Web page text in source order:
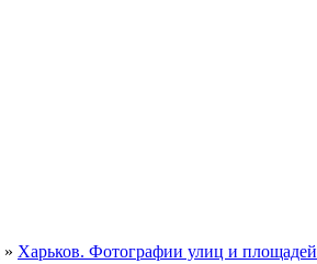
» Харьков. Фотографии улиц и площадей